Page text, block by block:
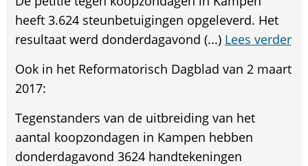
heeft 3.624 steunbetuigingen opgeleverd. Het
resultaat werd donderdagavond (...) Lees verder
Ook in het Reformatorisch Dagblad van 2 maart
2017:
Tegenstanders van de uitbreiding van het
aantal koopzondagen in Kampen hebben
donderdagavond 3624 handtekeningen